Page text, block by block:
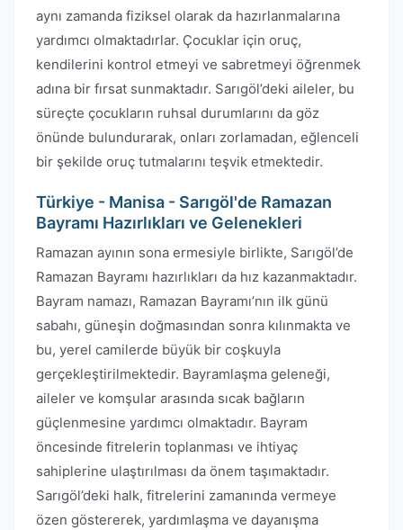
aynı zamanda fiziksel olarak da hazırlanmalarına
yardımcı olmaktadırlar. Çocuklar için oruç,
kendilerini kontrol etmeyi ve sabretmeyi öğrenmek
adına bir fırsat sunmaktadır. Sarıgöl’deki aileler, bu
süreçte çocukların ruhsal durumlarını da göz
önünde bulundurarak, onları zorlamadan, eğlenceli
bir şekilde oruç tutmalarını teşvik etmektedir.
Türkiye - Manisa - Sarıgöl'de Ramazan
Bayramı Hazırlıkları ve Gelenekleri
Ramazan ayının sona ermesiyle birlikte, Sarıgöl’de
Ramazan Bayramı hazırlıkları da hız kazanmaktadır.
Bayram namazı, Ramazan Bayramı’nın ilk günü
sabahı, güneşin doğmasından sonra kılınmakta ve
bu, yerel camilerde büyük bir coşkuyla
gerçekleştirilmektedir. Bayramlaşma geleneği,
aileler ve komşular arasında sıcak bağların
güçlenmesine yardımcı olmaktadır. Bayram
öncesinde fitrelerin toplanması ve ihtiyaç
sahiplerine ulaştırılması da önem taşımaktadır.
Sarıgöl’deki halk, fitrelerini zamanında vermeye
özen göstererek, yardımlaşma ve dayanışma